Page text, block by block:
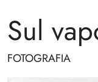
Sul
FOTOGRAFIA